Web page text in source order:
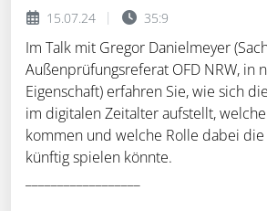
15.07.24 35:9
Im Talk mit Gregor Danielmeyer
Außenprüfungsreferat OFD NRW, in
Eigenschaft) erfahren Sie, wie sich
im digitalen Zeitalter aufstellt,
kommen und welche Rolle dabei
künftig spielen könnte.